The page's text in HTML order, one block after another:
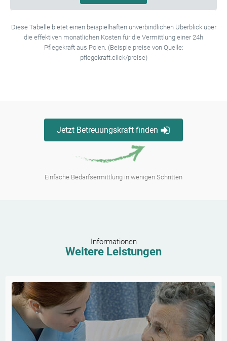
Diese Tabelle bietet einen beispielhaften unverbindlichen Überblick über
die effektiven monatlichen Kosten für die Vermittlung einer 24h
Pflegekraft aus Polen. (Beispielpreise von Quelle:
pflegekraft.click/preise)
Jetzt Betreuungskraft finden
Einfache Bedarfsermittlung in wenigen Schritten
Informationen
Weitere Leistungen